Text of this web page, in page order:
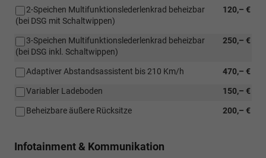
120,– €
2-Speichen Multifunktionslederlenkrad beheizbar
(bei DSG mit Schaltwippen)
250,– €
3-Speichen Multifunktionslederlenkrad beheizbar
(bei DSG inkl. Schaltwippen)
470,– €
Adaptiver Abstandsassistent bis 210 Km/h
150,– €
Variabler Ladeboden
200,– €
Beheizbare äußere Rücksitze
Infotainment & Kommunikation